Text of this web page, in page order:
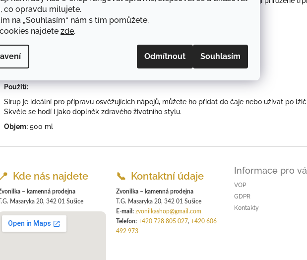
co opravdu milujete.
na „Souhlasím“ nám s tím pomůžete.
najdete zde.
Odmítnout Souhlasím
dodávají sirupu příjemnou harmonii.
Proč si ho zamilujete:
Výrazná a originální chuť
Použití:
Sirup je ideální pro přípravu osvěžujících nápojů, můžete ho přidat do čaje nebo užívat po
Skvěle se hodí i jako doplněk zdravého životního stylu.
Objem: 500 ml
📍 Kde nás najdete
– kamenná prodejna
T.G. Masaryka 20, 342 01 Sušice
📞 Kontaktní údaje
Zvonilka – kamenná prodejna
T.G. Masaryka 20, 342 01 Sušice
E-mail: zvonilkashop@gmail.com
Telefon: +420 728 805 027, +420 606
492 973
Informace pro
VOP
GDPR
Kontakty